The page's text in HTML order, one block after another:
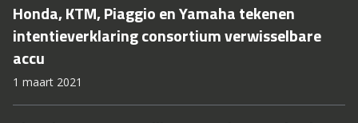
Honda, KTM, Piaggio en Yamaha tekenen
intentieverklaring consortium verwisselbare
accu
1 maart 2021